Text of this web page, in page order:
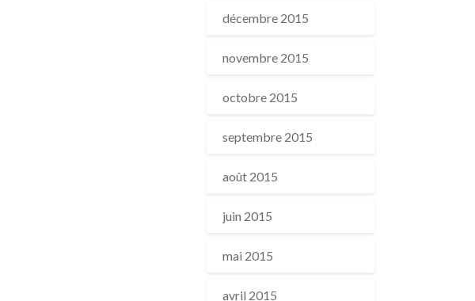
décembre 2015
novembre 2015
octobre 2015
septembre 2015
août 2015
juin 2015
mai 2015
avril 2015